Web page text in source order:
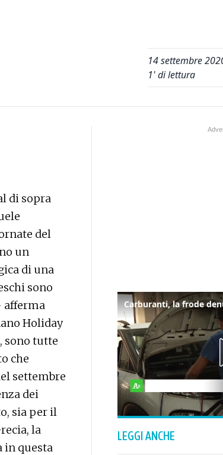
14 settembre
1' di lettura
di sopra
del
un
di una
sono
afferma
Holiday
sono tutte
che
settembre
dei
sia per il
la
in questa
LEGGI ANCHE